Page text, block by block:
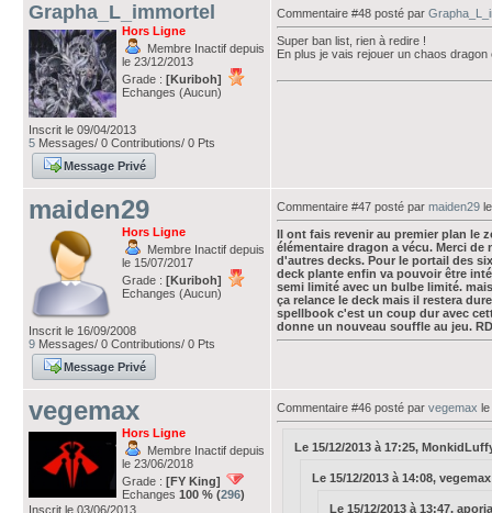
Grapha_L_immortel
Hors Ligne
Membre Inactif depuis
le 23/12/2013
Grade : [Kuriboh]
Echanges (Aucun)
Inscrit le 09/04/2013
5 Messages/ 0 Contributions/ 0 Pts
Message Privé
Commentaire #48 posté par
Super ban list, rien à redire !
En plus je vais rejouer un chaos
maiden29
Hors Ligne
Membre Inactif depuis
le 15/07/2017
Grade : [Kuriboh]
Echanges (Aucun)
Inscrit le 16/09/2008
9 Messages/ 0 Contributions/ 0 Pts
Message Privé
Commentaire #47 posté par maiden29
Il ont fais revenir au premier plan le
élémentaire dragon a vécu. Merci
d'autres decks. Pour le portail des
deck plante enfin va pouvoir être
semi limité avec un bulbe limité.
ça relance le deck mais il restera
spellbook c'est un coup dur avec
donne un nouveau souffle au jeu.
vegemax
Hors Ligne
Membre Inactif depuis
le 23/06/2018
Grade : [FY King]
Echanges 100 % (296)
Inscrit le 03/06/2013
Commentaire #46 posté par vegemax
Le 15/12/2013 à 17:25,
Le 15/12/2013 à 14:08,
Le 15/12/2013 à 13:47,